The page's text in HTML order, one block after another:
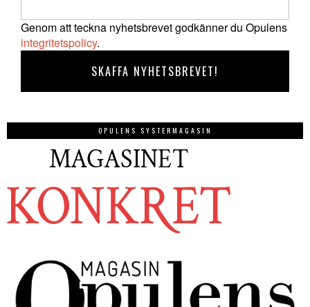
Genom att teckna nyhetsbrevet godkänner du Opulens
integritetspolicy.
OPULENS SYSTERMAGASIN